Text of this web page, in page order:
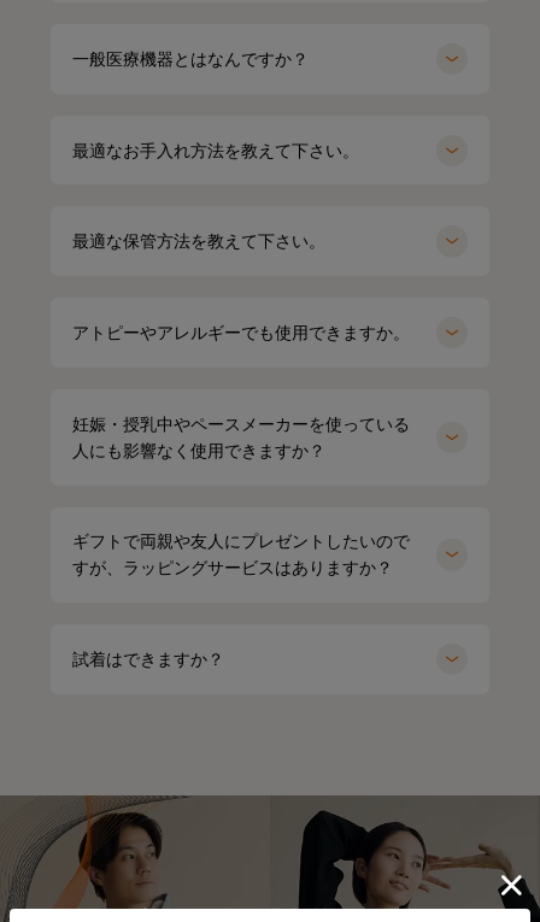
一般医療機器とはなんですか？
最適なお手入れ方法を教えて下さい。
最適な保管方法を教えて下さい。
アトピーやアレルギーでも使用できますか。
妊娠・授乳中やペースメーカーを使っている
人にも影響なく使用できますか？
ギフトで両親や友人にプレゼントしたいので
すが、ラッピングサービスはありますか？
試着はできますか？
オーバーサイズTシャツ（ブラック）
.
⭐⭐⭐